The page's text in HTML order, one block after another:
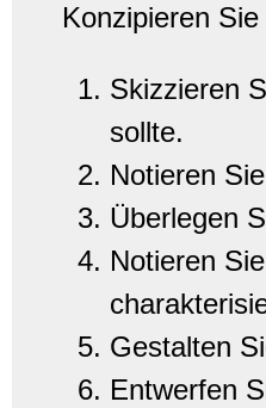
Konzipieren
Skizzieren
sollte.
Notieren
Überlegen
Notieren
Gestalten
Entwerfen